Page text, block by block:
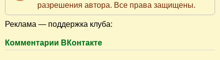
разрешения автора. Все права защищены.
Реклама — поддержка клуба:
Комментарии ВКонтакте